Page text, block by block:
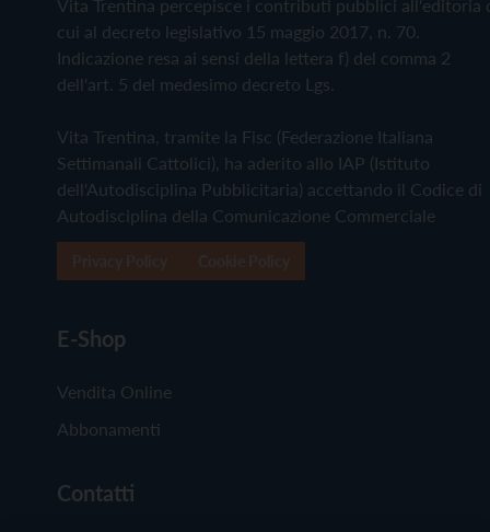
Vita Trentina percepisce i contributi pubblici all'editoria
cui al decreto legislativo 15 maggio 2017, n. 70.
Indicazione resa ai sensi della lettera f) del comma 2
dell'art. 5 del medesimo decreto Lgs.
Vita Trentina, tramite la Fisc (Federazione Italiana
Settimanali Cattolici), ha aderito allo IAP (Istituto
dell'Autodisciplina Pubblicitaria) accettando il Codice di
Autodisciplina della Comunicazione Commerciale
E-Shop
Vendita Online
Abbonamenti
Contatti